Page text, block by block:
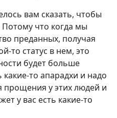
вам сказать, чтобы
Потому что когда мы
преданных, получая
то статус в нем, это
будет больше
то апарадхи и надо
прощения у этих людей и
у вас есть какие-то